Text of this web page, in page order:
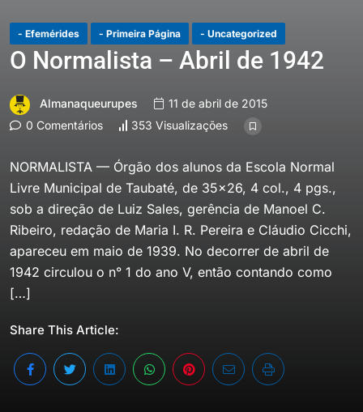
- Efemérides - Primeira Página - Uncategorized
O Normalista – Abril de 1942
Almanaqueurupes
11 de abril de 2015
0 Comentários
353 Visualizações
NORMALISTA — Órgão dos alunos da Escola Normal
Livre Municipal de Taubaté, de 35×26, 4 col., 4 pgs.,
sob a direção de Luiz Sales, gerência de Manoel C.
Ribeiro, redação de Maria I. R. Pereira e Cláudio Cicchi,
apareceu em maio de 1939. No decorrer de abril de
1942 circulou o n° 1 do ano V, então contando como
[…]
Share This Article: